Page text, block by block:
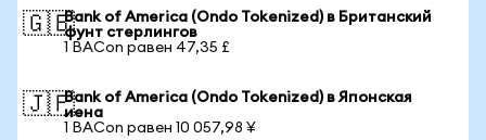
🇬🇧Bank of America (Ondo Tokenized) в Британский
фунт стерлингов
1 BACon равен 47,35 £
🇯🇵Bank of America (Ondo Tokenized) в Японская
иена
1 BACon равен 10 057,98 ¥